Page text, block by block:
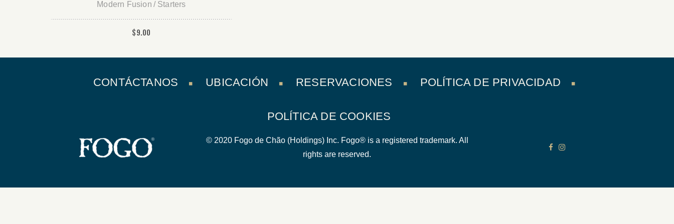
Modern Fusion Starters
$9.00
CONTÁCTANOS UBICACIÓN RESERVACIONES POLÍTICA DE PRIVACIDAD
POLÍTICA DE COOKIES
© 2020 Fogo de Chão (Holdings) Inc. Fogo® is a registered trademark. All
rights are reserved.